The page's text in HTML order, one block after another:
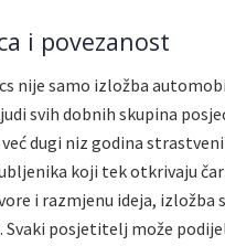
i povezanost
nije samo izložba
svih dobnih skupina
dugi niz godina
koji tek otkrivaju
i razmjenu ideja, izložba
Svaki posjetitelj može